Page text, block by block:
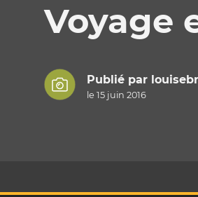
Voyage
Publié par
le 15 juin 2016